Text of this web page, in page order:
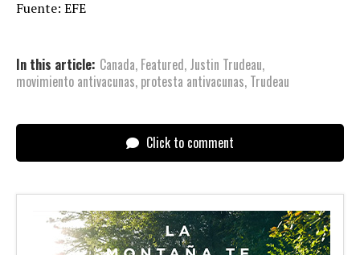
Fuente: EFE
In this article: Canada, Featured, Justin Trudeau,
movimiento antivacunas, protesta antivacunas, Trudeau
Click to comment